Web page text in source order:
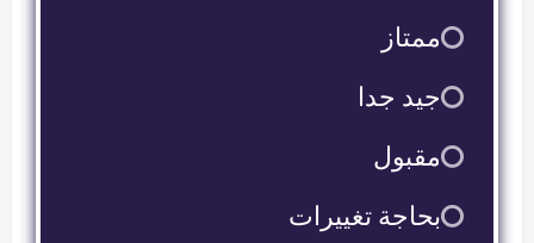
ممتاز
9
جيد جدا
2
مقبول
2
بحاجة تغييرات
16